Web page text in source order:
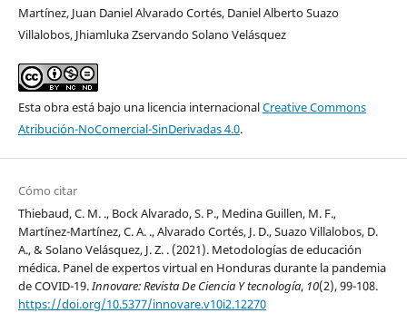
Martínez, Juan Daniel Alvarado Cortés, Daniel Alberto Suazo
Villalobos, Jhiamluka Zservando Solano Velásquez
Esta obra está bajo una licencia internacionalCreative Commons
Atribución-NoComercial-SinDerivadas 4.0.
Cómo citar
Thiebaud, C. M. ., Bock Alvarado, S. P., Medina Guillen, M. F.,
Martínez-Martínez, C. A. ., Alvarado Cortés, J. D., Suazo Villalobos, D.
A., & Solano Velásquez, J. Z. . (2021). Metodologías de educación
médica. Panel de expertos virtual en Honduras durante la pandemia
de COVID-19.Innovare: Revista De Ciencia Y tecnología, 10(2), 99-108.
https://doi.org/10.5377/innovare.v10i2.12270